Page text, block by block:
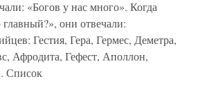
«Богов у нас много». Когда
они отвечали:
Гестия, Гера, Гермес, Деметра,
Афродита, Гефест, Аполлон,
Список